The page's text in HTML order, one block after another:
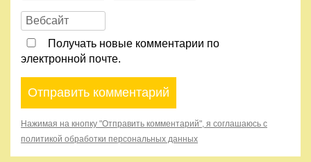
Получать новые комментарии по
электронной почте.
Нажимая на кнопку "Отправить комментарий", я соглашаюсь с
политикой обработки персональных данных